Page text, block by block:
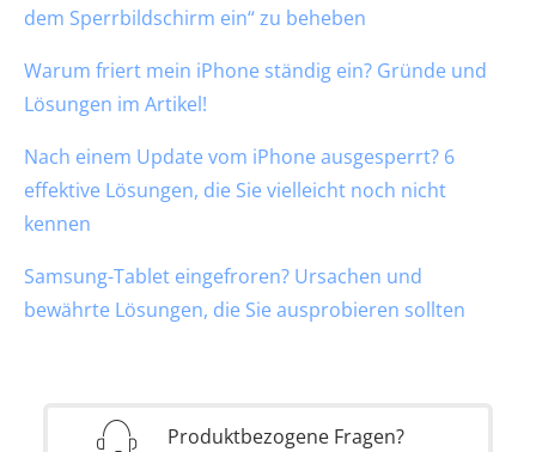
dem Sperrbildschirm ein“ zu beheben
Warum friert mein iPhone ständig ein? Gründe und
Lösungen im Artikel!
Nach einem Update vom iPhone ausgesperrt? 6
effektive Lösungen, die Sie vielleicht noch nicht
kennen
Samsung-Tablet eingefroren? Ursachen und
bewährte Lösungen, die Sie ausprobieren sollten
Produktbezogene Fragen?